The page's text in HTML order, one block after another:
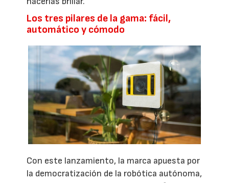
Los tres pilares de la gama: fácil,
automático y cómodo
Con este lanzamiento, la marca apuesta por
la democratización de la robótica autónoma,